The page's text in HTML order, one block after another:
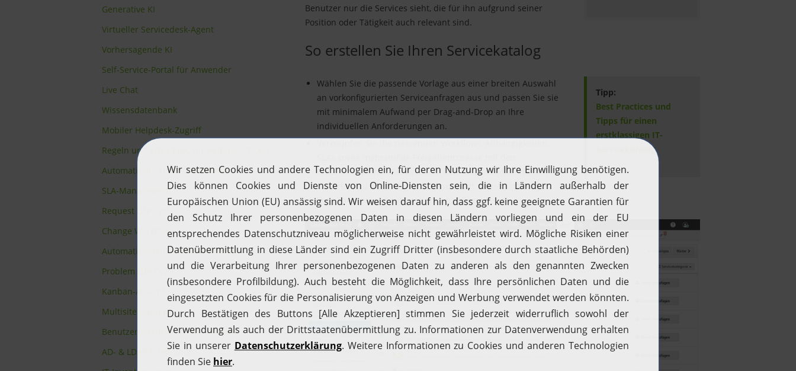
Generative KI
Virtueller Servicedesk-Agent
Vorhersagende KI
Self-Service-Portal für Anwender
Live Chat
Wissensdatenbank
Mobiler Helpdesk-Zugriff
Regeln und Workflows für Helpdesk-Tickets
Automatische Ticket-Zuweisung
SLA-Management
Request Life Cycle
Change Workflows
Automatisierte Datenarchivierung
Problem Life Cycle
Kanban-Ansicht
Multisite-Support
Benutzerdefinierte Ticket-Vorlagen
AD- & LDAP-Integration
Benutzer nur die Services sieht, die für ihn aufgrund seiner
Position oder Tätigkeit auch relevant sind.
So erstellen Sie Ihren Servicekatalog
Wählen Sie die passende Vorlage aus einer breiten Auswahl
an vorkonfigurierten Serviceanfragen aus und passen Sie sie
mit minimalem Aufwand per Drag-and-Drop an Ihre
individuellen Anforderungen an.
unterschiedlichen Services, um den Helpdesk-Mitarbeitern
die Arbeit zu erleichtern. So lassen sich selbst fünfstufige
Freigabeprozesse automatisch anstoßen.
Tipp:
Best Practices und
Tipps für einen
erstklassigen IT-
Servicekatalog